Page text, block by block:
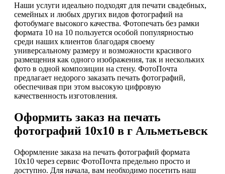
Наши услуги идеально подходят для печати свадебных,
семейных и любых других видов фотографий на
фотобумаге высокого качества. Фотопечать без рамки
формата 10 на 10 пользуется особой популярностью
среди наших клиентов благодаря своему
универсальному размеру и возможности красивого
размещения как одного изображения, так и нескольких
фото в одной композиции на стену. ФотоПочта
предлагает недорого заказать печать фотографий,
обеспечивая при этом высокую цифровую
качественность изготовления.
Оформить заказ на печать
фотографий 10х10 в г Альметьевск
Оформление заказа на печать фотографий формата
10х10 через сервис ФотоПочта предельно просто и
доступно. Для начала, вам необходимо посетить наш